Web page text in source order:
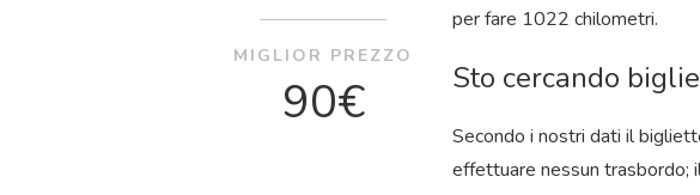
per fare 1022 chilometri.
Sto cercando
Secondo i nostri dati il
effettuare nessun trasbordo;
MIGLIOR PREZZO
90€